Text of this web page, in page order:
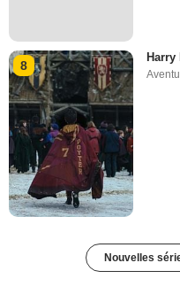
8
Harry
Nouvelles